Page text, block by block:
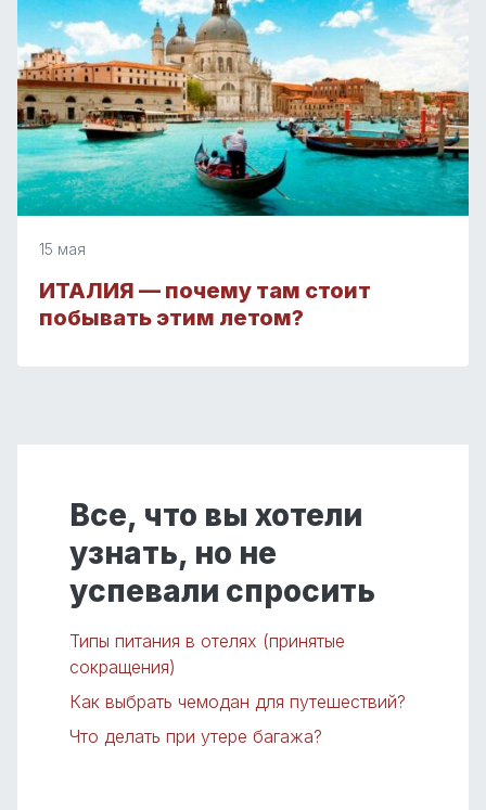
15 мая
ИТАЛИЯ — почему там стоит
побывать этим летом?
Все, что вы хотели
узнать, но не
успевали спросить
Типы питания в отелях (принятые
сокращения)
Как выбрать чемодан для путешествий?
Что делать при утере багажа?